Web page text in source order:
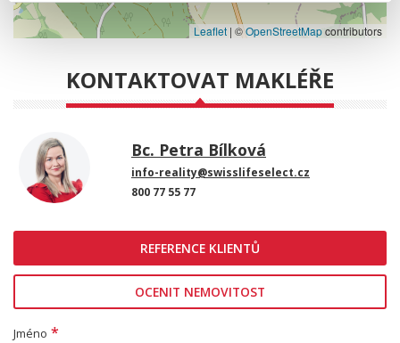
Leaflet | ©OpenStreetMapcontributors
KONTAKTOVAT MAKLÉŘE
Bc. Petra Bílková
info-reality@swisslifeselect.cz
800 77 55 77
REFERENCE KLIENTŮ
OCENIT NEMOVITOST
Jméno *